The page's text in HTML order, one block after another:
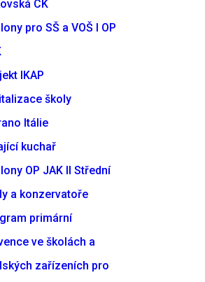
CK
pro SŠ a VOŠ I OP
IKAP
školy
Itálie
kuchař
OP JAK II Střední
a konzervatoře
primární
ve školách a
zařízeních pro